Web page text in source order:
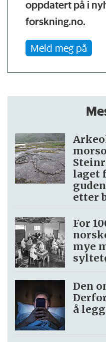
oppdatert på i
forskning.no.
Meld meg på
laget
etter
For
mye
Den
å